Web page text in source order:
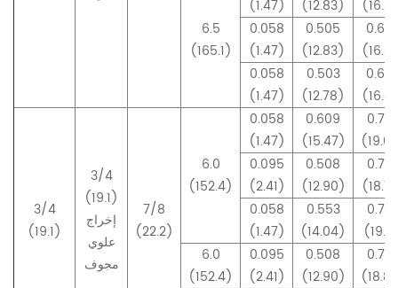
6.5
(165.1)
(1.47)
(12.83)
0.058
(1.47)
0.505
(12.83)
0.058
(1.47)
0.503
(12.78)
3/4
(19.1)
3/4
(19.1)
إخراج
علوي
مجوف
7/8
(22.2)
6.0
(152.4)
0.058
(1.47)
0.609
(15.47)
0.095
(2.41)
0.508
(12.90)
0.058
(1.47)
0.553
(14.04)
6.0
(152.4)
0.095
(2.41)
0.508
(12.90)